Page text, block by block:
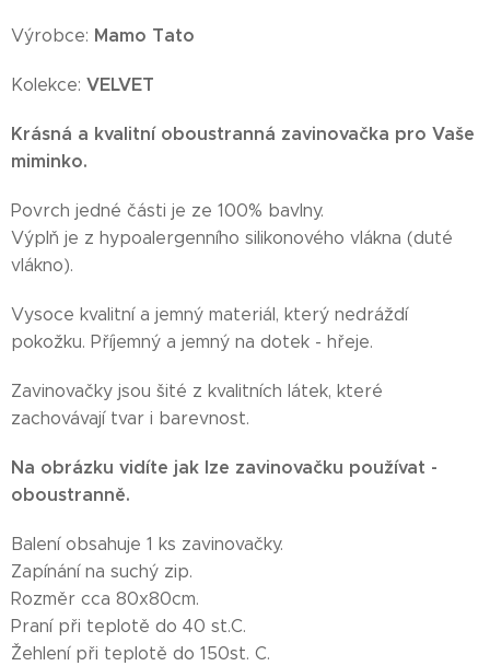
Výrobce: Mamo Tato
Kolekce: VELVET
Krásná a kvalitní oboustranná zavinovačka pro Vaše
miminko.
Povrch jedné části je ze 100% bavlny.
Výplň je z hypoalergenního silikonového vlákna (duté
vlákno).
Vysoce kvalitní a jemný materiál, který nedráždí
pokožku. Příjemný a jemný na dotek - hřeje.
Zavinovačky jsou šité z kvalitních látek, které
zachovávají tvar i barevnost.
Na obrázku vidíte jak lze zavinovačku používat -
oboustranně.
Balení obsahuje 1 ks zavinovačky.
Zapínání na suchý zip.
Rozměr cca 80x80cm.
Praní při teplotě do 40 st.C.
Žehlení při teplotě do 150st. C.